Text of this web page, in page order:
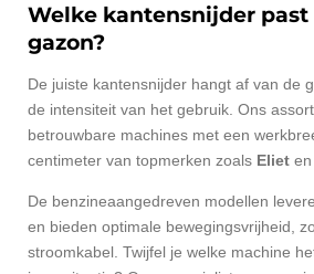
Welke kantensnijder
gazon?
De juiste kantensnijder hangt af van de
de intensiteit van het gebruik. Ons
betrouwbare machines met een
centimeter van topmerken zoals Eliet en
De benzineaangedreven modellen
en bieden optimale bewegingsvrijheid,
stroomkabel. Twijfel je welke machine